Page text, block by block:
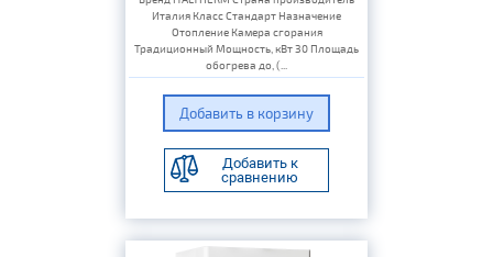
Италия Класс Стандарт Назначение
Отопление Камера сгорания
Традиционный Мощность, кВт 30 Площадь
обогрева до, (...
Добавить к
сравнению